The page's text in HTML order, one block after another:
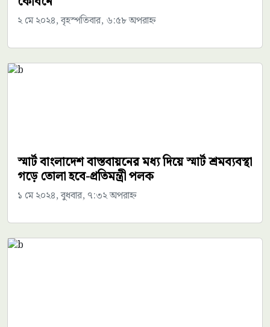
২ মে ২০২৪, বৃহস্পতিবার, ৬:৫৮ অপরাহ্ন
স্মার্ট বাংলাদেশ বাস্তবায়নের মধ্য দিয়ে স্মার্ট শ্রমব্যবস্থা
গড়ে তোলা হবে-প্রতিমন্ত্রী পলক
১ মে ২০২৪, বুধবার, ৭:৩২ অপরাহ্ন